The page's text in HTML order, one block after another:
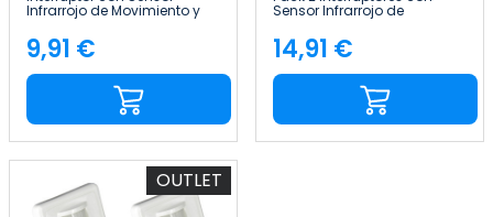
Infrarrojo de Movimiento y
Sensor Crepuscular
7hSevenOn Home
Precio
9,91 €
Sensor Infrarrojo de
Movimiento y Sensor
Crepuscular 7hSevenOn
Home
Precio
14,91 €
OUTLET